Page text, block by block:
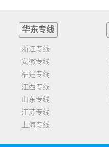
华东专线
浙江专线
安徽专线
福建专线
江西专线
山东专线
江苏专线
上海专线